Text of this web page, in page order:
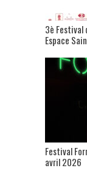
3è Festival
Espace
Festival
avril 2026